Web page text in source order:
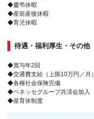
◆慶弔休暇
◆産前産後休暇
◆育児休暇
待遇・福利厚生・その他
◆賞与年2回
◆交通費支給（上限10万円／月）
◆各種社会保険完備
◆ベネッセグループ共済会加入
◆産育休制度